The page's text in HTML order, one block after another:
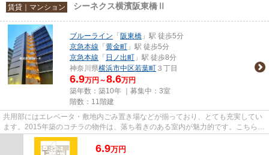
賃貸｜マンション シーネクス横濱阪東橋Ⅱ
ブルーライン 「 阪東橋 」駅 徒歩5分
京急本線 「 黄金町 」駅 徒歩5分
京急本線 「 日ノ出町 」駅 徒歩8分
神奈川県横浜市中区若葉町 ３丁目
6.9万円～8.6万円
築年数：築10年 ｜募集中： 3室
階数：11階建
共用部にはエレベータ・敷地内ごみ置き場などが揃っており、とても充実してい
ます。2015年築のコチラの物件は、落ち着きのある室内が魅力的です。こちらの
物件はマンションです。行く...
6.9万円